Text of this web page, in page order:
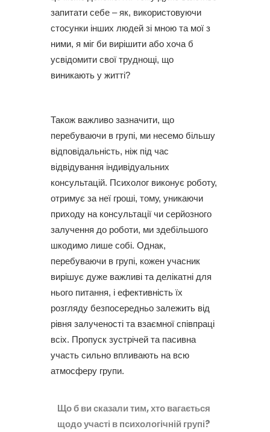
запитати себе – як, використовуючи
стосунки інших людей зі мною та мої з
ними, я міг би вирішити або хоча б
усвідомити свої труднощі, що
виникають у житті?
Також важливо зазначити, що
перебуваючи в групі, ми несемо більшу
відповідальність, ніж під час
відвідування індивідуальних
консультацій. Психолог виконує роботу,
отримує за неї гроші, тому, уникаючи
приходу на консультації чи серйозного
залучення до роботи, ми здебільшого
шкодимо лише собі. Однак,
перебуваючи в групі, кожен учасник
вирішує дуже важливі та делікатні для
нього питання, і ефективність їх
розгляду безпосередньо залежить від
рівня залученості та взаємної співпраці
всіх. Пропуск зустрічей та пасивна
участь сильно впливають на всю
атмосферу групи.
Що б ви сказали тим, хто вагається
щодо участі в психологічній групі?